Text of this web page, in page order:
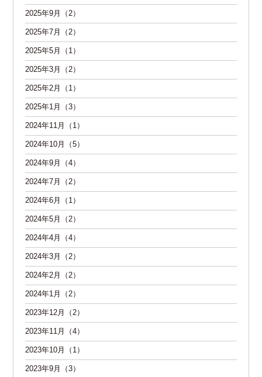
2025年9月（2）
2025年7月（2）
2025年5月（1）
2025年3月（2）
2025年2月（1）
2025年1月（3）
2024年11月（1）
2024年10月（5）
2024年9月（4）
2024年7月（2）
2024年6月（1）
2024年5月（2）
2024年4月（4）
2024年3月（2）
2024年2月（2）
2024年1月（2）
2023年12月（2）
2023年11月（4）
2023年10月（1）
2023年9月（3）